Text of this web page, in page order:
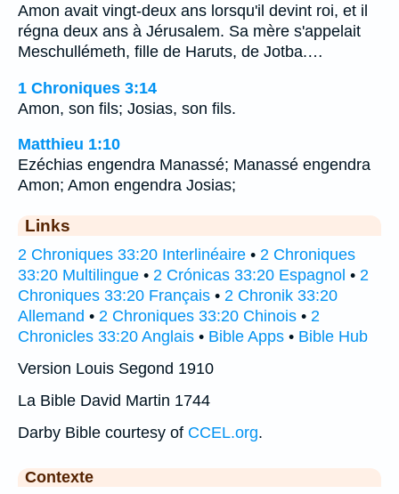
Amon avait vingt-deux ans lorsqu'il devint roi, et il
régna deux ans à Jérusalem. Sa mère s'appelait
Meschullémeth, fille de Haruts, de Jotba.…
1 Chroniques 3:14
Amon, son fils; Josias, son fils.
Matthieu 1:10
Ezéchias engendra Manassé; Manassé engendra
Amon; Amon engendra Josias;
Links
2 Chroniques 33:20 Interlinéaire • 2 Chroniques
33:20 Multilingue • 2 Crónicas 33:20 Espagnol • 2
Chroniques 33:20 Français • 2 Chronik 33:20
Allemand • 2 Chroniques 33:20 Chinois • 2
Chronicles 33:20 Anglais • Bible Apps • Bible Hub
Version Louis Segond 1910
La Bible David Martin 1744
Darby Bible courtesy of CCEL.org.
Contexte